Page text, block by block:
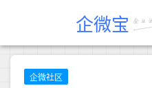
企微宝
企微社区